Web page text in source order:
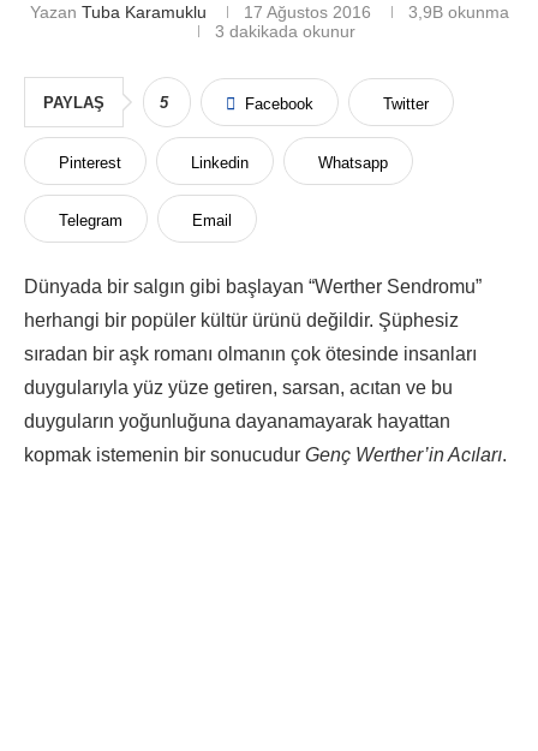
Yazan Tuba Karamuklu 17 Ağustos 2016 3,9Bokunma
3 dakikada okunur
PAYLAŞ 5 Facebook Twitter
Pinterest Linkedin Whatsapp
Telegram Email
Dünyada bir salgın gibi başlayan “Werther Sendromu”
herhangi bir popüler kültür ürünü değildir. Şüphesiz
sıradan bir aşk romanı olmanın çok ötesinde insanları
duygularıyla yüz yüze getiren, sarsan, acıtan ve bu
duyguların yoğunluğuna dayanamayarak hayattan
kopmak istemenin bir sonucudur Genç Werther’in Acıları.